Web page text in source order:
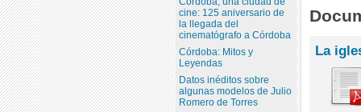
La
cine: 125 aniversario de
la llegada del
cinematógrafo a Córdoba
Córdoba: Mitos y
Leyendas
Datos inéditos sobre
algunas modelos de Julio
Romero de Torres